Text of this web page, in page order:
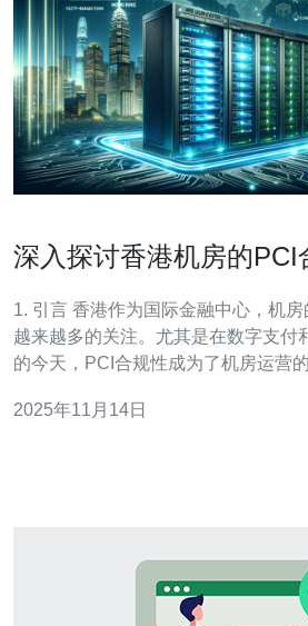
深入探讨香港机房的PCI
1. 引言 香港作为国际金融中心，机房的建设与运营受到了
越来越多的关注。尤其是在数字支付
的今天，PCI合规性成为了机房运营
务器、VPS和主机的影响。 2. PCI合规性概述 PCI
2025年11月14日